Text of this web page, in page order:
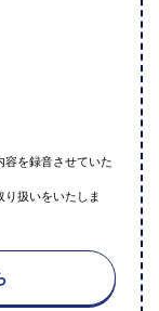
容を録音させていた
り扱いをいたしま